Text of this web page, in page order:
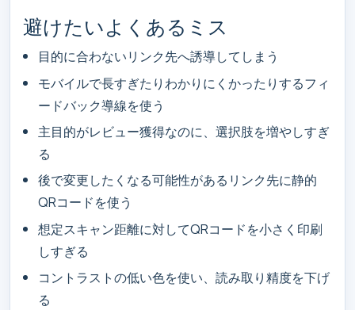
避けたいよくあるミス
目的に合わないリンク先へ誘導してしまう
モバイルで長すぎたりわかりにくかったりするフィ
ードバック導線を使う
主目的がレビュー獲得なのに、選択肢を増やしすぎ
る
後で変更したくなる可能性があるリンク先に静的
QRコードを使う
想定スキャン距離に対してQRコードを小さく印刷
しすぎる
コントラストの低い色を使い、読み取り精度を下げ
る